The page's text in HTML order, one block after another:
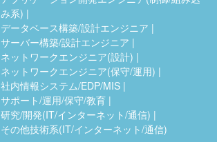
み系)
データベース構築/設計エンジニア
サーバー構築/設計エンジニア
ネットワークエンジニア(設計)
ネットワークエンジニア(保守/運用)
社内情報システム/EDP/MIS
サポート/運用/保守/教育
研究/開発(IT/インターネット/通信)
その他技術系(IT/インターネット/通信)